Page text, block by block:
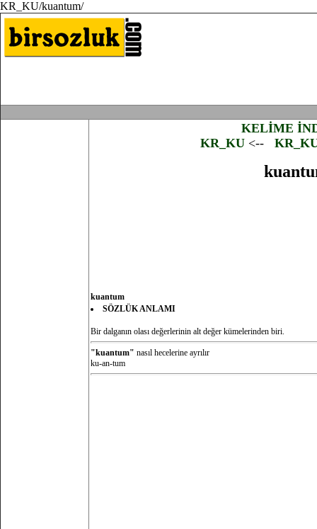
KR_KU/kuantum/
KELİME
KR_KU<--
kuantum
SÖZLÜK ANLAMI
Bir dalganın olası değerlerinin alt değer kümelerinden biri.
"kuantum" nasıl hecelerine ayrılır
ku-an-tum